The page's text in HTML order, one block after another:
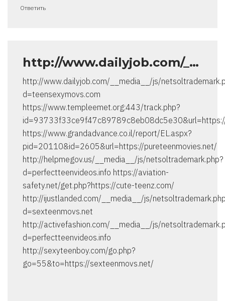
Ответить
http://www.dailyjob.com/_…
http://www.dailyjob.com/__media__/js/
d=teensexymovs.com
https://www.templeemet.org:443/track.php?
https://www.grandadvance.co.il/report/EL.aspx?
pid=20110&id=2605&url=https://pureteenmovies.net/
http://helpmegov.us/__media__/js/netsoltrademark.php?
d=perfectteenvideos.info https://aviation-
safety.net/get.php?https://cute-teenz.com/
http://ijustlanded.com/__media__/js/
d=sexteenmovs.net
http://activefashion.com/__media__/js/
d=perfectteenvideos.info
http://sexyteenboy.com/go.php?
go=55&to=https://sexteenmovs.net/